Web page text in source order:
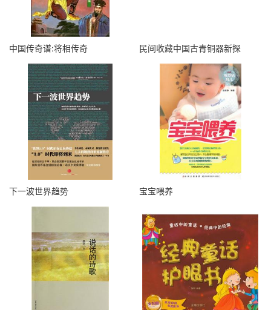
中国传奇谱:将相传奇 民间收藏中国古青铜器新探
下一波世界趋势 宝宝喂养